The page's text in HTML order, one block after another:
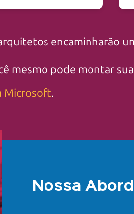
encaminharão
mesmo pode montar
Microsoft.
Nossa